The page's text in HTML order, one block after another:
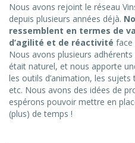
Nous avons rejoint le réseau
depuis plusieurs années déjà.
ressemblent en termes de
d’agilité et de réactivité face
Nous avons plusieurs
était naturel, et nous apporte
les outils d’animation, les
etc. Nous avons des idées de
espérons pouvoir mettre en
(plus) de temps !